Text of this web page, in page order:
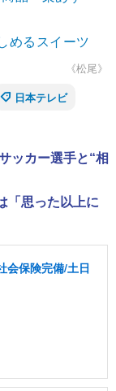
めるスイーツ
《松尾》
日本テレビ
ッカー選手と“相
「思った以上に
会保険完備/土日